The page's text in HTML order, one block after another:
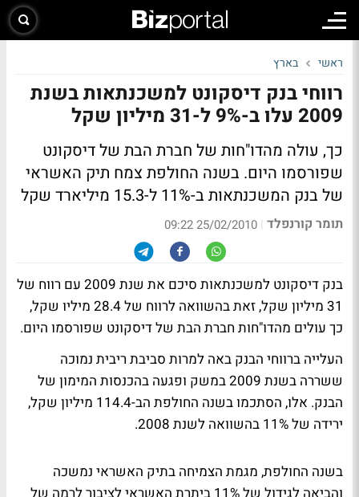
ראשי בארץ
רווחי בנק דיסקונט למשכנתאות בשנת
2009 עלו ב-9% ל-31 מיליון שקל
כך, עולה מהדו"חות של חברת הבת של דיסקונט
שפורסמו היום. בשנה החולפת צמח תיק האשראי
של בנק המשכנתאות ב-11% ל-15.3 מיליארד שקל
תומר קורנפלד |
25/02/2010 09:22
בנק דיסקונט למשכנתאות סיכם את שנת 2009 עם רווח של
31 מיליון שקל, זאת בהשוואה לרווח של 28.4 מיליו שקל,
כך עולים מהדו"חות חברת הבת של דיסקונט שפורסמו היום.
העלייה ברווחי הבנק באה למרות סביבת ריבית נמוכה
ששררה בשנת 2009 במשק ופגעה בהכנסות המימון של
הבנק. אלו, הסתכמו בשנה החולפת הב-114.4 מיליון שקל,
ירידה של 11% בהשוואה לשנת 2008.
בשנה החולפת, מגמת הצמיחה בתיק האשראי נמשכה